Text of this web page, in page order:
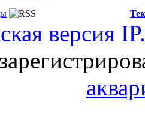
версия